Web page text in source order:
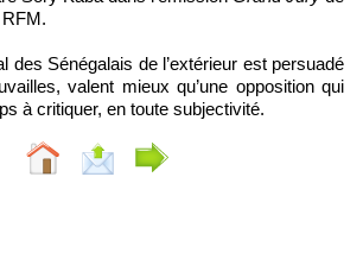
des Sénégalais de l’extérieur est persuadé
valent mieux qu’une opposition qui
à critiquer, en toute subjectivité.